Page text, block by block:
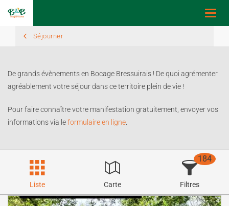
Séjourner
De grands évènements en Bocage Bressuirais ! De quoi agrémenter
agréablement votre séjour dans ce territoire plein de vie !
Pour faire connaître votre manifestation gratuitement, envoyer vos
informations via leformulaire en ligne
Liste Carte Filtres
184